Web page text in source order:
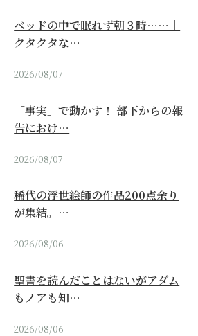
ベッドの中で眠れず朝３時……｜
クタクタな…
2026/08/07
「事実」で動かす！ 部下からの報
告におけ…
2026/08/07
稀代の浮世絵師の作品200点余り
が集結。…
2026/08/06
聖書を読んだことはないがアダム
もノアも知…
2026/08/06